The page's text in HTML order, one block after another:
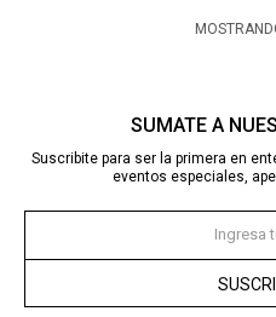
SUMATE A
Suscribite para ser la primera en
eventos especiales,